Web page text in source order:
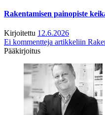
Rakentamisen painopiste
Kirjoitettu 12.6.2026
Ei kommentteja artikkeliin
Pääkirjoitus